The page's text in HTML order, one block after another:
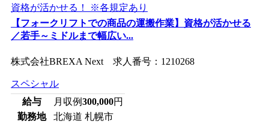
【フォークリフトでの商品の運搬作業】資格が活かせる
／若手～ミドルまで幅広い...
株式会社BREXA Next 求人番号：1210268
スペシャル
給与
月収例300,000円
勤務地
北海道 札幌市